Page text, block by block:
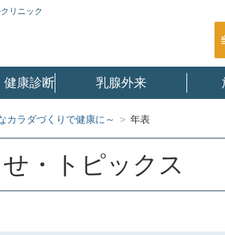
リニック
健康診断 乳腺外来
ラダづくりで健康に～ > 年表
・トピックス